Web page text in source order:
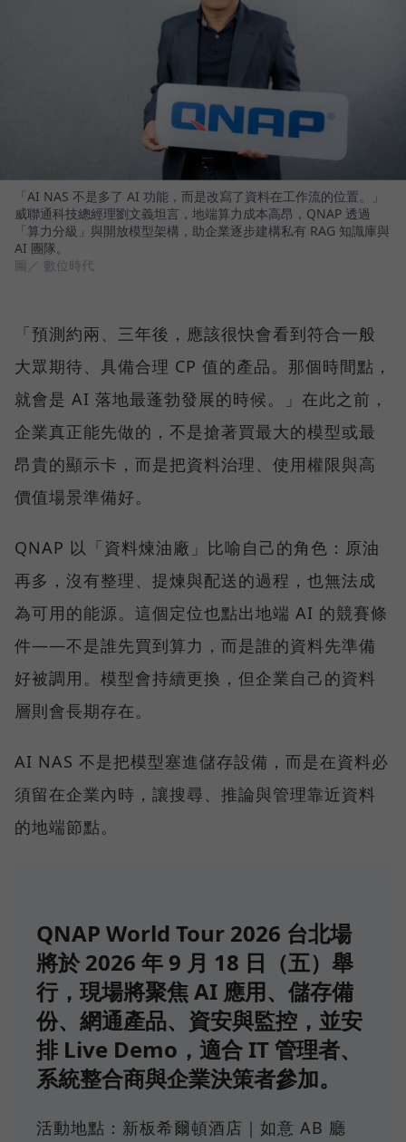
「AI NAS 不是多了 AI 功能，而是改寫了資料在工作流的位置。」
威聯通科技總經理劉文義坦言，地端算力成本高昂，QNAP 透過
「算力分級」與開放模型架構，助企業逐步建構私有 RAG 知識庫與
AI 團隊。
圖／ 數位時代
「預測約兩、三年後，應該很快會看到符合一般
大眾期待、具備合理 CP 值的產品。那個時間點，
就會是 AI 落地最蓬勃發展的時候。」在此之前，
企業真正能先做的，不是搶著買最大的模型或最
昂貴的顯示卡，而是把資料治理、使用權限與高
價值場景準備好。
QNAP 以「資料煉油廠」比喻自己的角色：原油
再多，沒有整理、提煉與配送的過程，也無法成
為可用的能源。這個定位也點出地端 AI 的競賽條
件——不是誰先買到算力，而是誰的資料先準備
好被調用。模型會持續更換，但企業自己的資料
層則會長期存在。
AI NAS 不是把模型塞進儲存設備，而是在資料必
須留在企業內時，讓搜尋、推論與管理靠近資料
的地端節點。
QNAP World Tour 2026 台北場
將於 2026 年 9 月 18 日（五）舉
行，現場將聚焦 AI 應用、儲存備
份、網通產品、資安與監控，並安
排 Live Demo，適合 IT 管理者、
系統整合商與企業決策者參加。
活動地點：新板希爾頓酒店｜如意 AB 廳